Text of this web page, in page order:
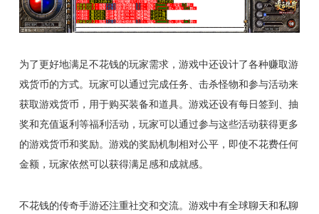
为了更好地满足不花钱的玩家需求，游戏中还设计了各种赚取游
戏货币的方式。玩家可以通过完成任务、击杀怪物和参与活动来
获取游戏货币，用于购买装备和道具。游戏还设有每日签到、抽
奖和充值返利等福利活动，玩家可以通过参与这些活动获得更多
的游戏货币和奖励。游戏的奖励机制相对公平，即使不花费任何
金额，玩家依然可以获得满足感和成就感。
不花钱的传奇手游还注重社交和交流。游戏中有全球聊天和私聊